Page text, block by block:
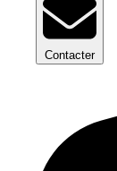
Contacter